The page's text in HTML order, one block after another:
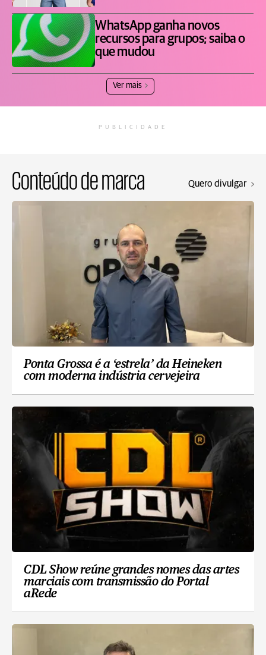
WhatsApp ganha novos
recursos para grupos; saiba o
que mudou
Ver mais
PUBLICIDADE
Conteúdo de marca Quero divulgar
Ponta Grossa é a ‘estrela’ da Heineken
com moderna indústria cervejeira
CDL Show reúne grandes nomes das artes
marciais com transmissão do Portal
aRede